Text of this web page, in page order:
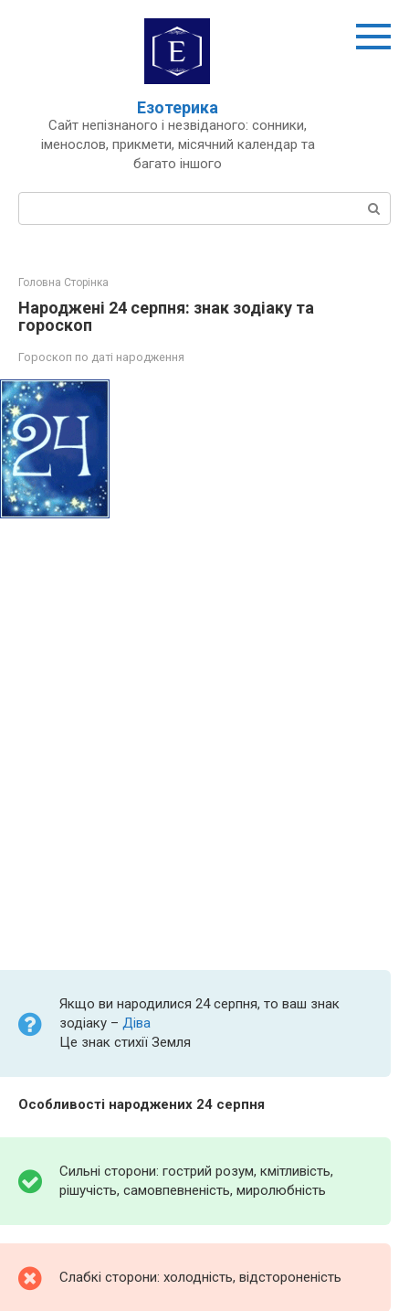
Езотерика
Сайт непізнаного і незвіданого: сонники,
іменослов, прикмети, місячний календар та
багато іншого
Пошук:
Головна Сторінка
Народжені 24 серпня: знак зодіаку та
гороскоп
Гороскоп по даті народження
Якщо ви народилися 24 серпня, то ваш знак
зодіаку – Діва
Це знак стихії Земля
Особливості народжених 24 серпня
Сильні сторони: гострий розум, кмітливість,
рішучість, самовпевненість, миролюбність
Слабкі сторони: холодність, відстороненість